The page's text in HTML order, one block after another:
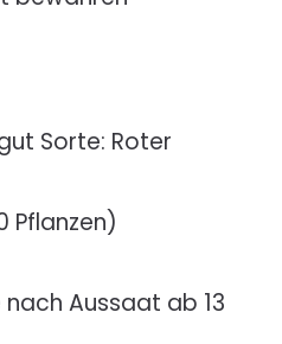
Sorte: Roter
Pflanzen)
Aussaat ab 13